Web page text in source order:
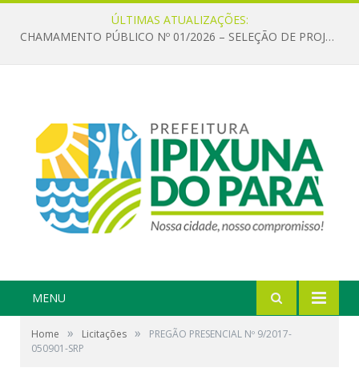
ÚLTIMAS ATUALIZAÇÕES:
CHAMAMENTO PÚBLICO Nº 01/2026 – SELEÇÃO DE PROJETOS PARA FIRMAR TERMO DE EXECUÇÃO CULTURAL COM RECURSOS DA POLÍTICA NACIONAL ALDIR BLANC DE FOMENTO À CULTURA – PNAB (LEI Nº 14.399/2022)
MENU
Home » Licitações »
PREGÃO PRESENCIAL Nº 9/2017-
050901-SRP